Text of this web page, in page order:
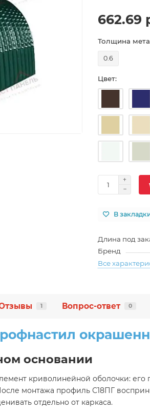
662.69
Толщина
0.6
Цвет:
В
Длина под
Бренд
Все
1 Вопрос-ответ 0
основании
криволинейной оболочки: его
монтажа профиль С18ПГ
отдельно от каркаса.